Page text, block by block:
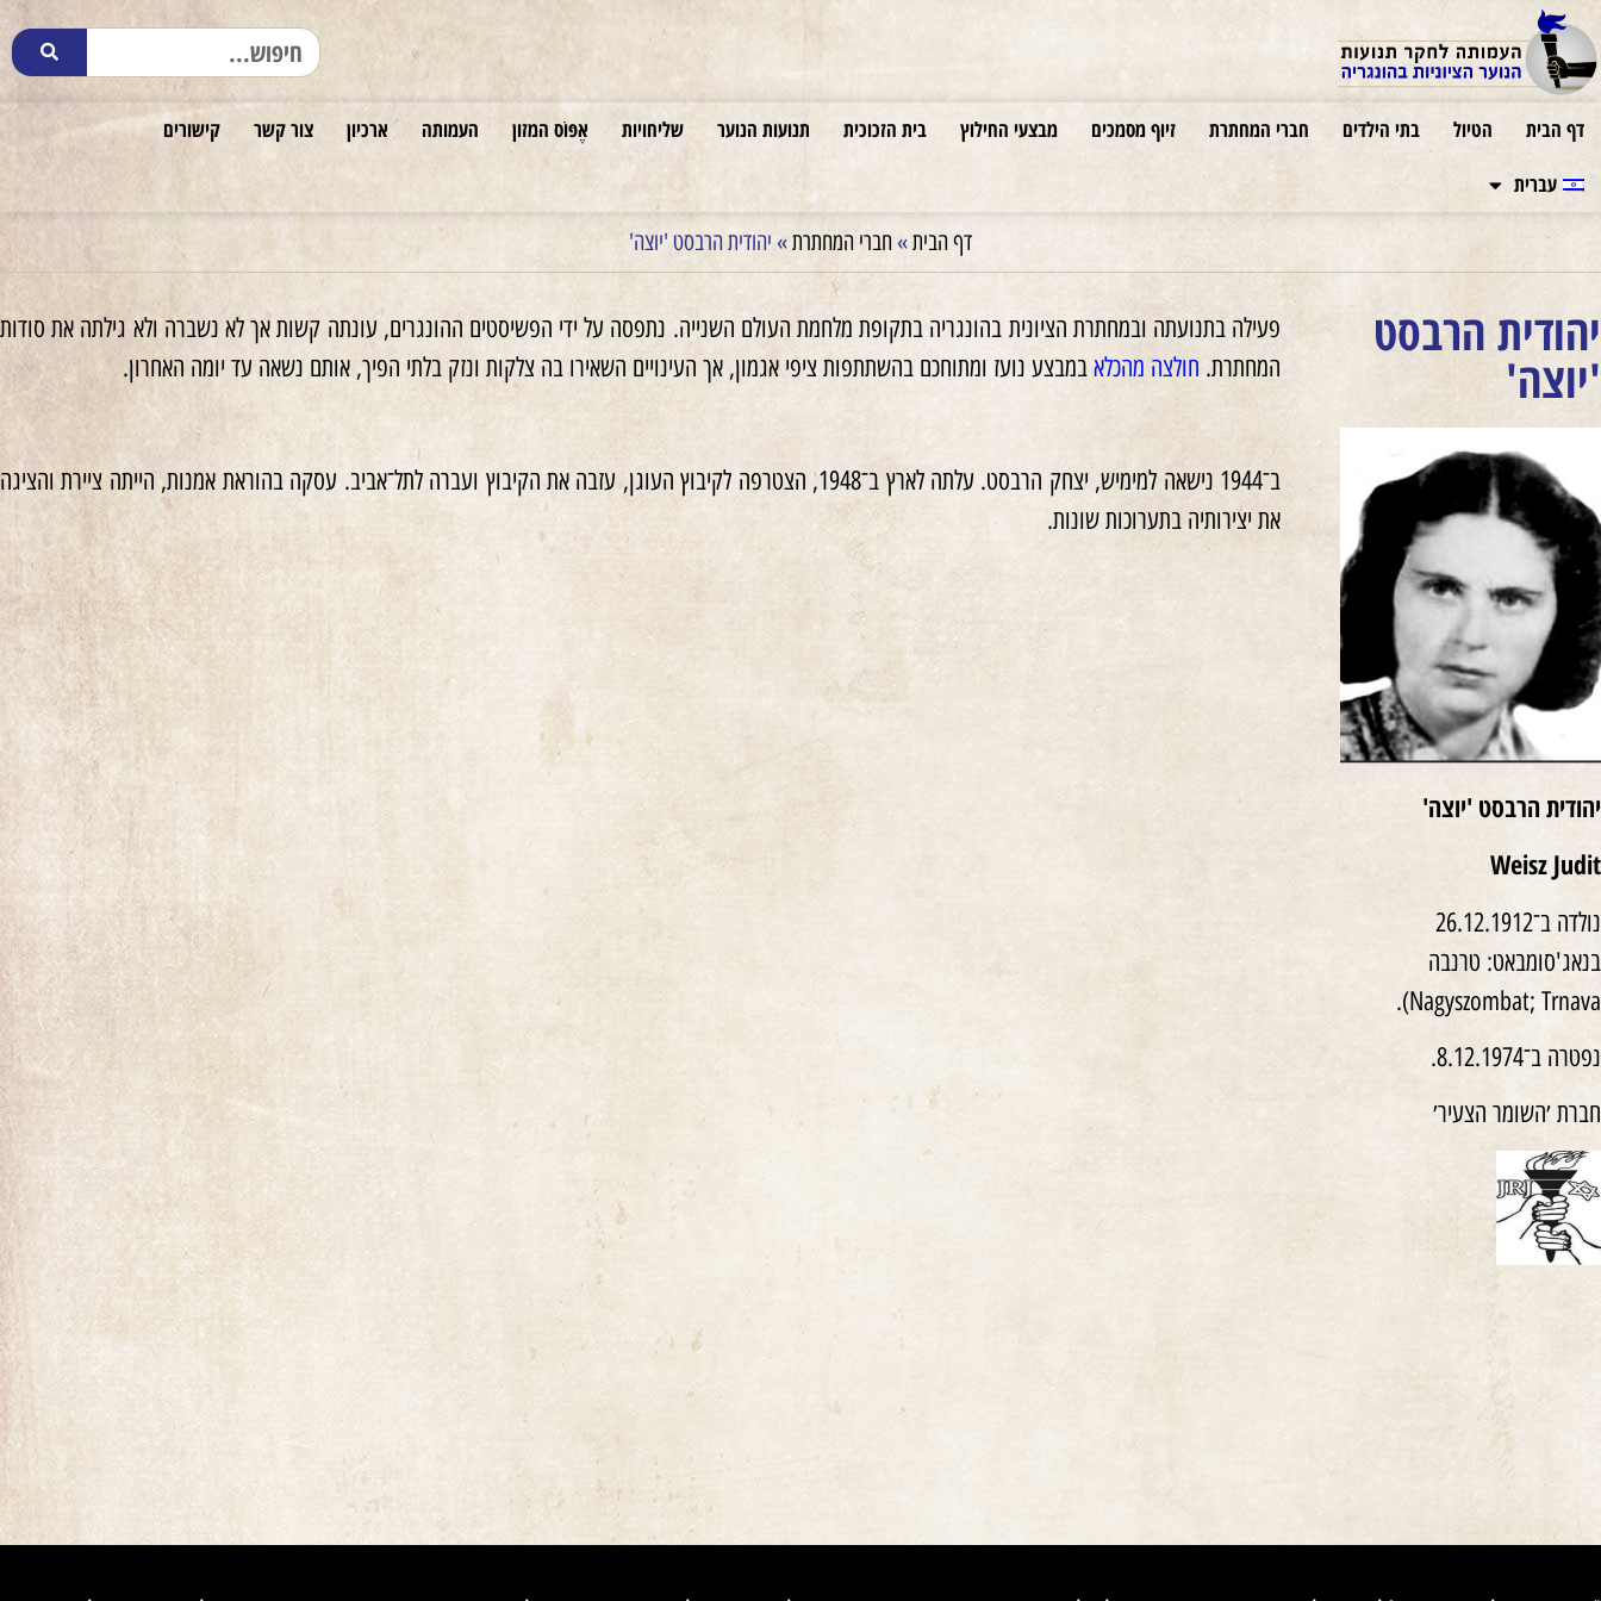
דף הבית הטיול בתי הילדים חברי המחתרת זיוף מסמכים מבצעי החילוץ בית הזכוכית תנועות הנוער שליחויות אֶפּוֹס המזון העמותה ארכיון צור קשר
קישורים
עברית
דף הבית» חברי המחתרת» יהודית הרבסט 'יוצה'
יהודית הרבסט
'יוצה'
יהודית הרבסט 'יוצה'
Weisz Judit
נולדה ב־26.12.1912
בנאג'סומבאט: טרנבה
Nagyszombat; Trnava).
נפטרה ב־8.12.1974.
חברת ׳השומר הצעיר׳
פעילה בתנועתה ובמחתרת הציונית בהונגריה בתקופת מלחמת העולם השנייה. נתפסה על ידי הפשיסטים ההונגרים, עונתה קשות אך לא נשברה ולא גילתה את סודות
המחתרת. חולצה מהכלאבמבצע נועז ומתוחכם בהשתתפות ציפי אגמון, אך העינויים השאירו בה צלקות ונזק בלתי הפיך, אותם נשאה עד יומה האחרון.
ב־1944 נישאה למימיש, יצחק הרבסט. עלתה לארץ ב־1948, הצטרפה לקיבוץ העוגן, עזבה את הקיבוץ ועברה לתל־אביב. עסקה בהוראת אמנות, הייתה ציירת והציגה
את יצירותיה בתערוכות שונות.